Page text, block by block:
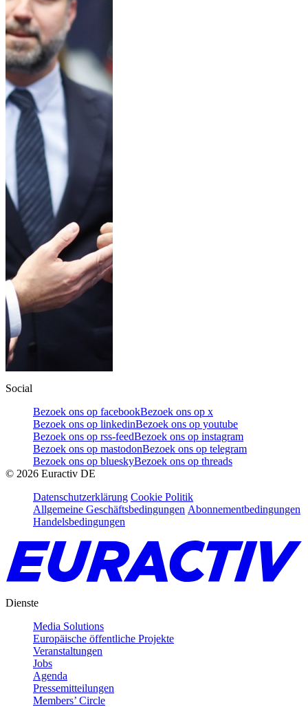
Social
Bezoek ons op facebookBezoek ons op x
Bezoek ons op linkedinBezoek ons op youtube
Bezoek ons op rss-feedBezoek ons op instagram
Bezoek ons op mastodonBezoek ons op telegram
Bezoek ons op blueskyBezoek ons op threads
© 2026 Euractiv DE
Datenschutzerklärung Cookie Politik
Allgemeine Geschäftsbedingungen Abonnementbedingungen
Handelsbedingungen
Dienste
Media Solutions
Europäische öffentliche Projekte
Veranstaltungen
Jobs
Agenda
Pressemitteilungen
Members’ Circle